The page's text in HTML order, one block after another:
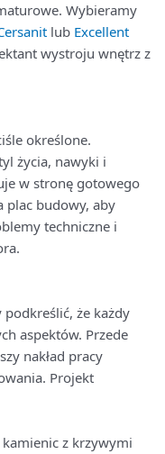
Wybieramy
lub Excellent
wystroju wnętrz z
określone.
życia, nawyki i
w stronę gotowego
plac budowy, aby
techniczne i
podkreślić, że każdy
aspektów. Przede
nakład pracy
Projekt
z krzywymi